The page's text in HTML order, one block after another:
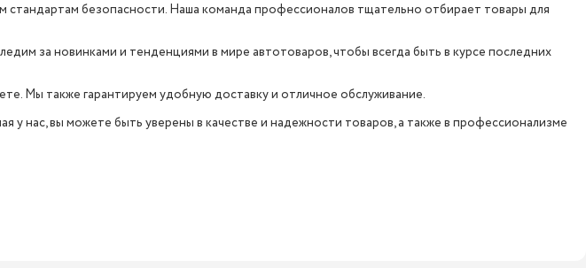
безопасности. Наша команда профессионалов тщательно отбирает товары для
за новинками и тенденциями в мире автотоваров, чтобы всегда быть в курсе последних
Мы также гарантируем удобную доставку и отличное обслуживание.
нас, вы можете быть уверены в качестве и надежности товаров, а также в профессионализме